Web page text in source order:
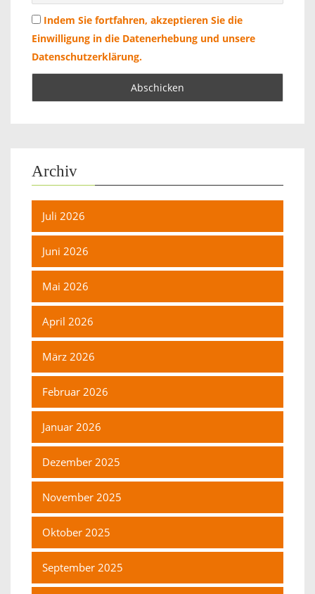
Indem Sie fortfahren, akzeptieren Sie die
Einwilligung in die Datenerhebung und unsere
Datenschutzerklärung.
Archiv
Juli 2026
Juni 2026
Mai 2026
April 2026
März 2026
Februar 2026
Januar 2026
Dezember 2025
November 2025
Oktober 2025
September 2025